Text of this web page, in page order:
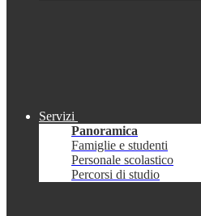
Servizi
Panoramica
Famiglie e studenti
Personale scolastico
Percorsi di studio